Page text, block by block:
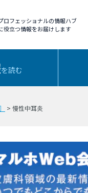
ロフェッショナルの情報ハブ
役立つ情報をお届けします
を読む
> 慢性中耳炎